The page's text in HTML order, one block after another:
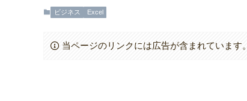
ビジネス Excel
当ページのリンクには広告が含まれています。